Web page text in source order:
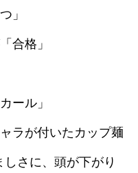
」
合格」
ール」
ラが付いたカップ麺
さに、頭が下がり